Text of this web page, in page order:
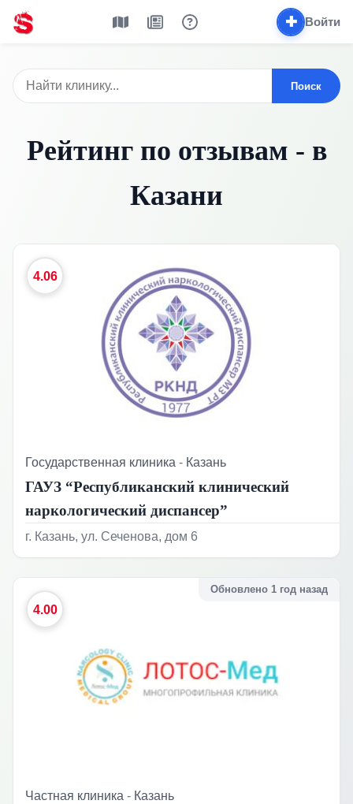
✚ Войти
Поиск
Рейтинг по отзывам - в
Казани
4.06
Государственная клиника - Казань
ГАУЗ “Республиканский клинический
наркологический диспансер”
г. Казань, ул. Сеченова, дом 6
4.00
Частная клиника - Казань
Обновлено 1 год назад